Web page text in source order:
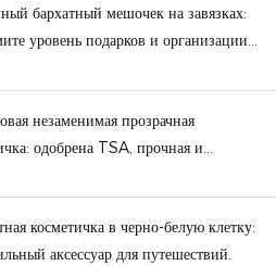
бархатный мешочек на завязках:
уровень подарков и организации
незаменимая прозрачная
одобрена TSA, прочная и
косметичка в черно-белую клетку:
аксессуар для путешествий.